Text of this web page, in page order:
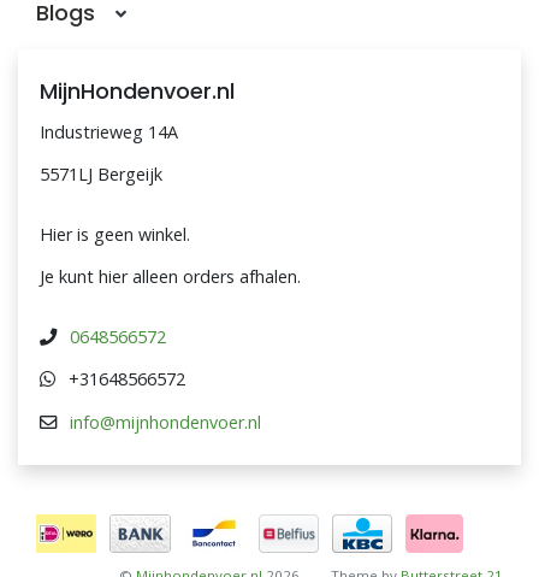
Blogs
MijnHondenvoer.nl
Industrieweg 14A
5571LJ Bergeijk
Hier is geen winkel.
Je kunt hier alleen orders afhalen.
0648566572
+31648566572
info@mijnhondenvoer.nl